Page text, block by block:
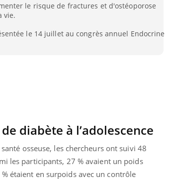
le risque de fractures et d'ostéoporose
vie.
le 14 juillet au congrès annuel Endocrine
diabète à l’adolescence
osseuse, les chercheurs ont suivi 48
les participants, 27 % avaient un poids
étaient en surpoids avec un contrôle
t- freiner la propagation du
cancer ?